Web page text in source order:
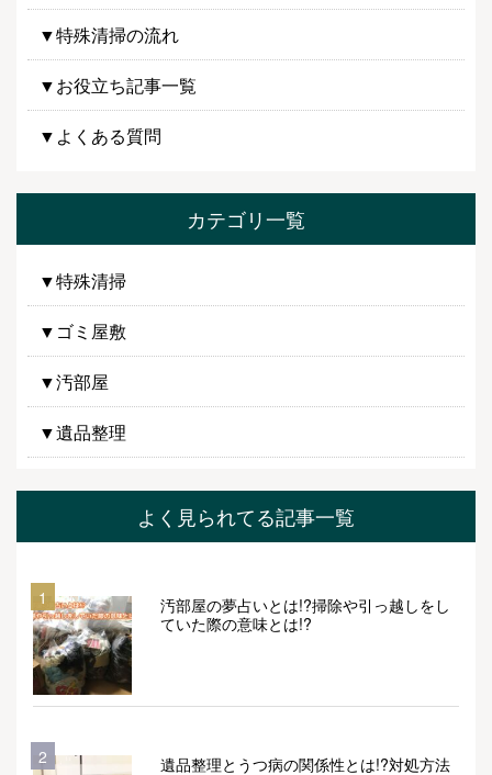
▼特殊清掃の流れ
▼お役立ち記事一覧
▼よくある質問
カテゴリ一覧
▼特殊清掃
▼ゴミ屋敷
▼汚部屋
▼遺品整理
よく見られてる記事一覧
1
汚部屋の夢占いとは!?掃除や引っ越しをし
ていた際の意味とは!?
2
遺品整理とうつ病の関係性とは!?対処方法